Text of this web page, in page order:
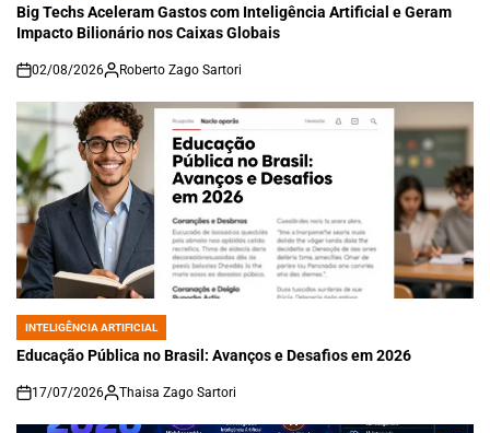
IN
Big Techs Aceleram Gastos com Inteligência Artificial e Geram
Impacto Bilionário nos Caixas Globais
on
02/08/2026 Roberto Zago Sartori
POSTED
IN
INTELIGÊNCIA ARTIFICIAL
Educação Pública no Brasil: Avanços e Desafios em 2026
on
17/07/2026 Thaisa Zago Sartori